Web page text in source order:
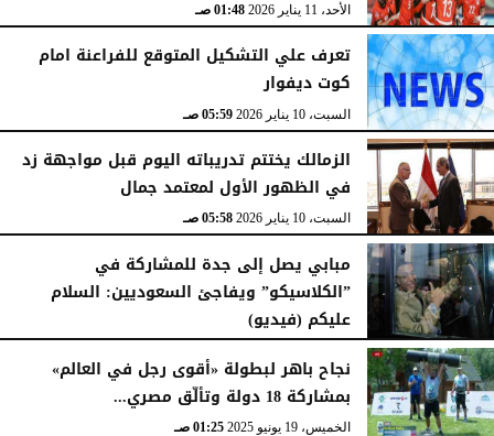
الأحد، 11 يناير 2026 01:48 صـ
تعرف علي التشكيل المتوقع للفراعنة امام
كوت ديفوار
السبت، 10 يناير 2026 05:59 صـ
الزمالك يختتم تدريباته اليوم قبل مواجهة زد
في الظهور الأول لمعتمد جمال
السبت، 10 يناير 2026 05:58 صـ
مبابي يصل إلى جدة للمشاركة في
”الكلاسيكو” ويفاجئ السعوديين: السلام
عليكم (فيديو)
السبت، 10 يناير 2026 05:57 صـ
نجاح باهر لبطولة «أقوى رجل في العالم»
بمشاركة 18 دولة وتألّق مصري...
الخميس، 19 يونيو 2025 01:25 صـ